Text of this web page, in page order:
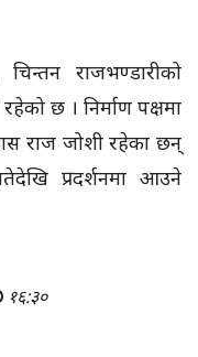
राजभण्डारीको
छ । निर्माण पक्षमा
राज जोशी रहेका छन्
प्रदर्शनमा आउने
१६:३०